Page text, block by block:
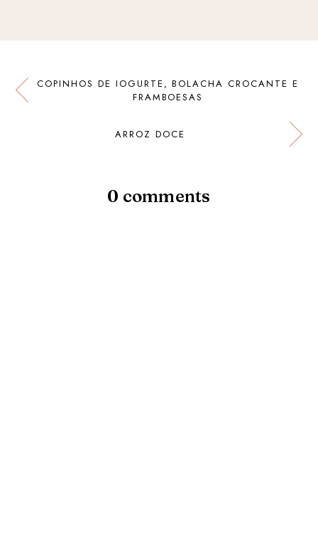
COPINHOS DE IOGURTE, BOLACHA CROCANTE E
FRAMBOESAS
ARROZ DOCE
0 comments